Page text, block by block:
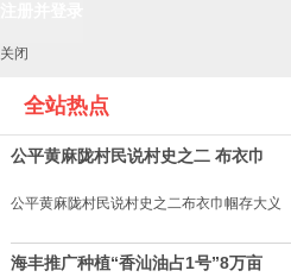
关闭
全站热点
公平黄麻陇村民说村史之二 布衣巾
公平黄麻陇村民说村史之二布衣巾帼存大义
海丰推广种植“香汕油占1号”8万亩